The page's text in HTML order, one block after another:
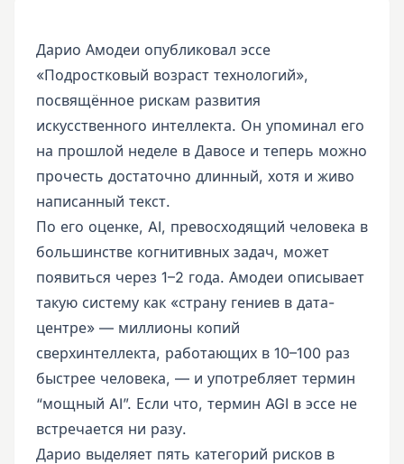
Дарио Амодеи опубликовал эссе
«Подростковый возраст технологий»,
посвящённое рискам развития
искусственного интеллекта. Он упоминал его
на прошлой неделе в Давосе и теперь можно
прочесть достаточно длинный, хотя и живо
написанный текст.
По его оценке, AI, превосходящий человека в
большинстве когнитивных задач, может
появиться через 1–2 года. Амодеи описывает
такую систему как «страну гениев в дата-
центре» — миллионы копий
сверхинтеллекта, работающих в 10–100 раз
быстрее человека, — и употребляет термин
“мощный AI”. Если что, термин AGI в эссе не
встречается ни разу.
Дарио выделяет пять категорий рисков в